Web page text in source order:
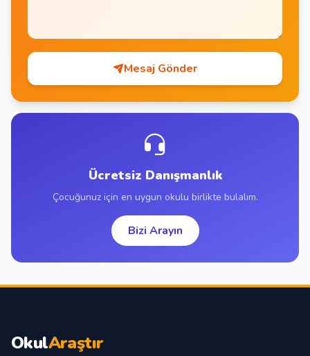
Mesaj Gönder
Ücretsiz Danışmanlık
Çocuğunuz için en uygun okulu birlikte bulalım.
Bizi Arayın
OkulAraştır